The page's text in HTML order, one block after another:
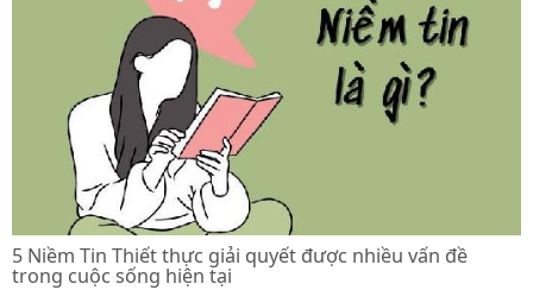
5 Niềm Tin Thiết thực giải quyết được nhiều vấn đề
trong cuộc sống hiện tại